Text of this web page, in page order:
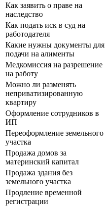
Как заявить о праве на
наследство
Как подать иск в суд на
работодателя
Какие нужны документы для
подачи на алименты
Медкомиссия на разрешение
на работу
Можно ли разменять
неприватизированную
квартиру
Оформление сотрудников в
ИП
Переоформление земельного
участка
Продажа домов за
материнский капитал
Продажа здания без
земельного участка
Продление временной
регистрации